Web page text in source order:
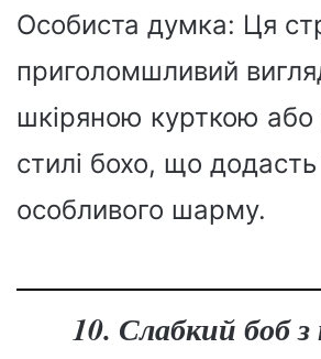
Особиста думка: Ця
приголомшливий
шкіряною курткою
стилі бохо, що додасть
особливого шарму.
10. Слабкий боб